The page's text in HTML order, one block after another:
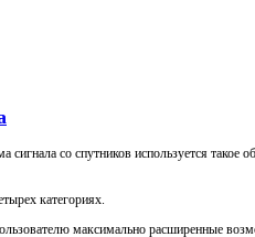
сигнала со спутников используется такое
категориях.
максимально расширенные